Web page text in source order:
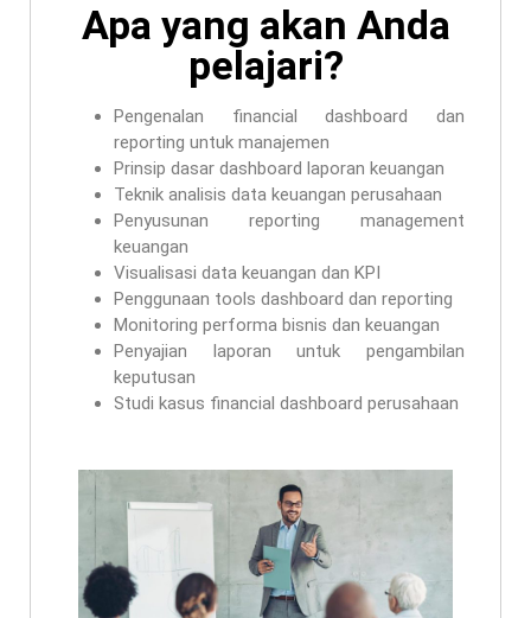
Apa yang akan Anda
pelajari?
Pengenalan financial dashboard dan
reporting untuk manajemen
Prinsip dasar dashboard laporan keuangan
Teknik analisis data keuangan perusahaan
Penyusunan reporting management
keuangan
Visualisasi data keuangan dan KPI
Penggunaan tools dashboard dan reporting
Monitoring performa bisnis dan keuangan
Penyajian laporan untuk pengambilan
keputusan
Studi kasus financial dashboard perusahaan